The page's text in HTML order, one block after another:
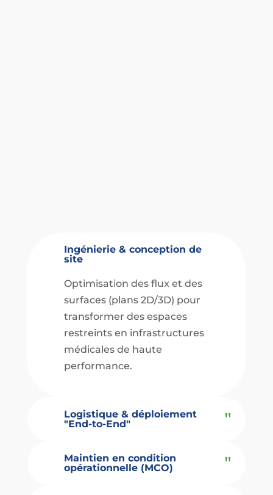
Ingénierie & conception de
site
Optimisation des flux et des
surfaces (plans 2D/3D) pour
transformer des espaces
restreints en infrastructures
médicales de haute
performance.
Logistique & déploiement
"End-to-End"
Maintien en condition
opérationnelle (MCO)